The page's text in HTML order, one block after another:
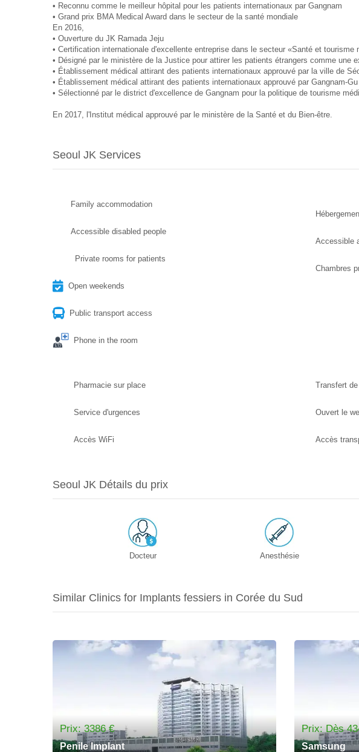
• Reconnu comme le meilleur hôpital pour les patients internationaux par Gangnam
• Grand prix BMA Medical Award dans le secteur de la santé mondiale
En 2016,
• Ouverture du JK Ramada Jeju
• Certification internationale d'excellente entreprise dans le secteur «Santé et tourisme
• Désigné par le ministère de la Justice pour attirer les patients étrangers comme une
• Établissement médical attirant des patients internationaux approuvé par la ville de
• Établissement médical attirant des patients internationaux approuvé par Gangnam-Gu
• Sélectionné par le district d'excellence de Gangnam pour la politique de tourisme
En 2017, l'Institut médical approuvé par le ministère de la Santé et du Bien-être.
Seoul JK Services
Family accommodation
Accessible disabled people
Private rooms for patients
Open weekends
Public transport access
Phone in the room
Accessible
Chambres
Pharmacie sur place
Service d'urgences
Accès WiFi
Transfert
Ouvert le
Accès
Seoul JK Détails du prix
Docteur Anesthésie
Similar Clinics for Implants fessiers in Corée du Sud
Prix: 3386 €
Penile Implant
Prix: Dès
Samsung